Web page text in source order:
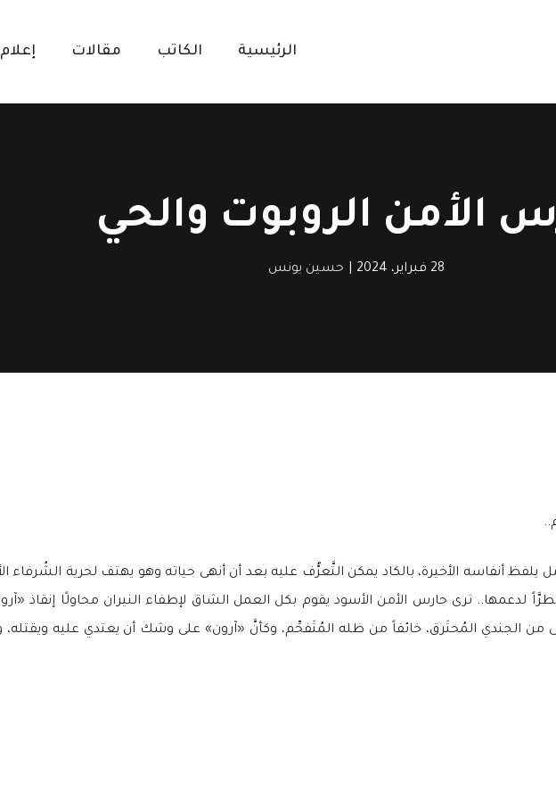
الرئيسية الكاتب مقالات إعلام
الأمن الروبوت والحي
28 فبراير، 2024 حسين يونس
يلفظ أنفاسه الأخيرة، بالكاد يمكن التَّعرُّف عليه بعد أن أنهى حياته وهو يهتف لحرية الشُرفاء
لدعمها.. ترى حارس الأمن الأسود يقوم بكل العمل الشاق لإطفاء النيران محاولًا إنقاذ
من الجندي المُحتَرق، خائفاً من ظله المُتَفحِّم، وكأنَّ «آرون» على وشك أن يعتدي عليه